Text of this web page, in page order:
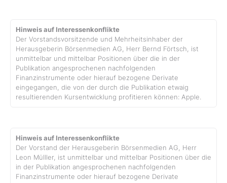
Hinweis auf Interessenkonflikte
Der Vorstandsvorsitzende und Mehrheitsinhaber der
Herausgeberin Börsenmedien AG, Herr Bernd Förtsch, ist
unmittelbar und mittelbar Positionen über die in der
Publikation angesprochenen nachfolgenden
Finanzinstrumente oder hierauf bezogene Derivate
eingegangen, die von der durch die Publikation etwaig
resultierenden Kursentwicklung profitieren können: Apple.
Hinweis auf Interessenkonflikte
Der Vorstand der Herausgeberin Börsenmedien AG, Herr
Leon Mülller, ist unmittelbar und mittelbar Positionen über die
in der Publikation angesprochenen nachfolgenden
Finanzinstrumente oder hierauf bezogene Derivate